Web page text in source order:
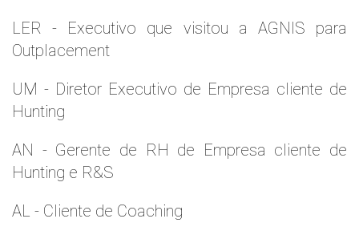
LER - Executivo que visitou a AGNIS para
Outplacement
UM - Diretor Executivo de Empresa cliente de
Hunting
AN - Gerente de RH de Empresa cliente de
Hunting e R&S
AL - Cliente de Coaching